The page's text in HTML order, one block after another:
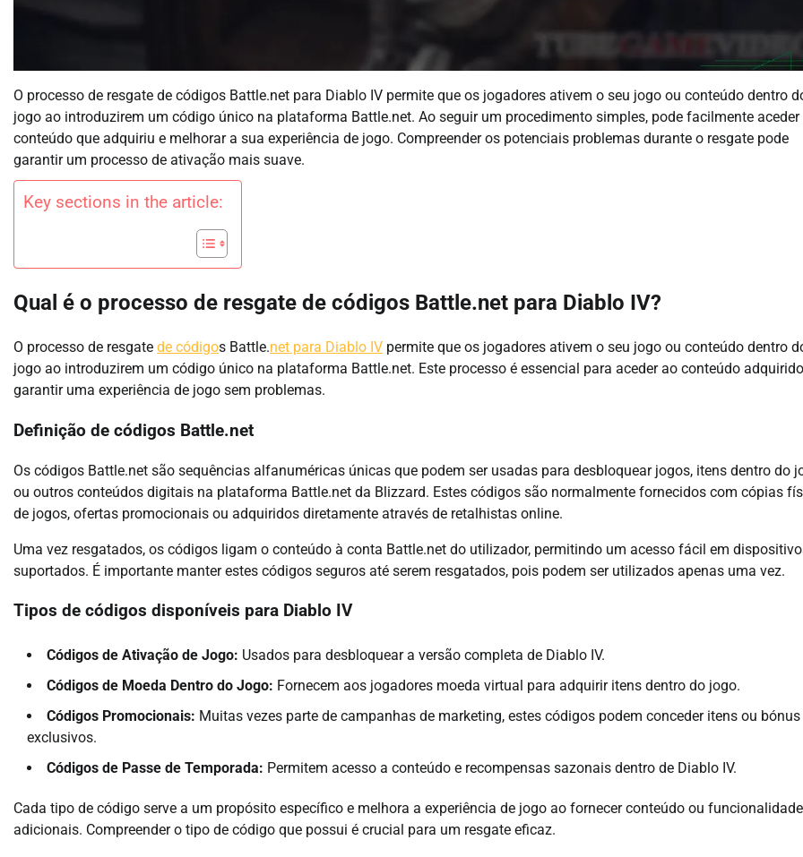
O processo de resgate de códigos Battle.net para Diablo IV permite que os jogadores ativem o seu jogo ou conteúdo dentro
jogo ao introduzirem um código único na plataforma Battle.net. Ao seguir um procedimento simples, pode facilmente aceder
conteúdo que adquiriu e melhorar a sua experiência de jogo. Compreender os potenciais problemas durante o resgate pode
garantir um processo de ativação mais suave.
Key sections in the article:
Qual é o processo de resgate de códigos Battle.net para Diablo IV?
O processo de resgate de códigos Battle.net para Diablo IV permite que os jogadores ativem o seu jogo ou conteúdo dentro
jogo ao introduzirem um código único na plataforma Battle.net. Este processo é essencial para aceder ao conteúdo
garantir uma experiência de jogo sem problemas.
Definição de códigos Battle.net
Os códigos Battle.net são sequências alfanuméricas únicas que podem ser usadas para desbloquear jogos, itens dentro do
ou outros conteúdos digitais na plataforma Battle.net da Blizzard. Estes códigos são normalmente fornecidos com cópias
de jogos, ofertas promocionais ou adquiridos diretamente através de retalhistas online.
Uma vez resgatados, os códigos ligam o conteúdo à conta Battle.net do utilizador, permitindo um acesso fácil em
suportados. É importante manter estes códigos seguros até serem resgatados, pois podem ser utilizados apenas uma vez.
Tipos de códigos disponíveis para Diablo IV
Códigos de Ativação de Jogo: Usados para desbloquear a versão completa de Diablo IV.
Códigos de Moeda Dentro do Jogo: Fornecem aos jogadores moeda virtual para adquirir itens dentro do jogo.
Códigos Promocionais: Muitas vezes parte de campanhas de marketing, estes códigos podem conceder itens ou bónus
exclusivos.
Códigos de Passe de Temporada: Permitem acesso a conteúdo e recompensas sazonais dentro de Diablo IV.
Cada tipo de código serve a um propósito específico e melhora a experiência de jogo ao fornecer conteúdo ou
adicionais. Compreender o tipo de código que possui é crucial para um resgate eficaz.